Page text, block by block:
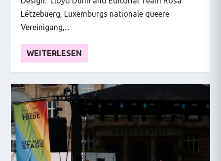
Lëtzebuerg, Luxemburgs nationale queere
Vereinigung,...
WEITERLESEN